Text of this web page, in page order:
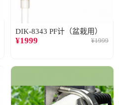
DIK-8343 PF计（盆栽用）
¥1999 ¥1999